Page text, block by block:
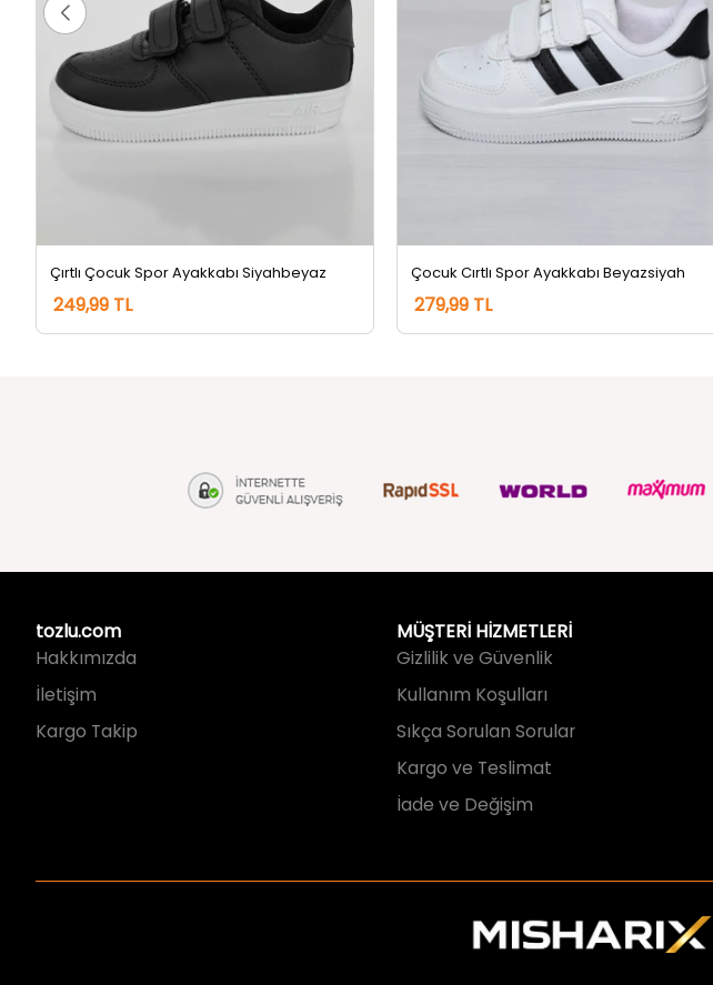
Çırtlı Çocuk Spor Ayakkabı Siyahbeyaz
249,99 TL
Çocuk Cırtlı Spor Ayakkabı Beyazsiyah
279,99 TL
tozlu.com
Hakkımızda
İletişim
Kargo Takip
MÜŞTERİ HİZMETLERİ
Gizlilik ve Güvenlik
Kullanım Koşulları
Sıkça Sorulan Sorular
Kargo ve Teslimat
İade ve Değişim